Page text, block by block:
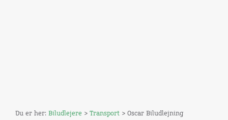
Du er her: Biludlejere > Transport > Oscar Biludlejning